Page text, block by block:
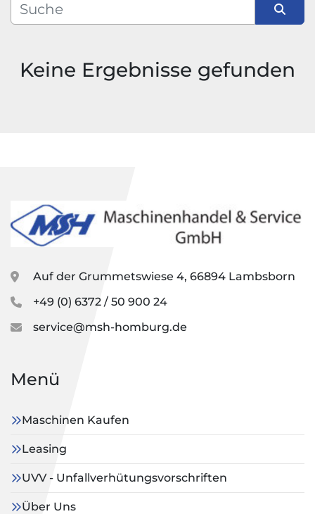
Hersteller
Modell
Keine Ergebnisse gefunden
Auf der Grummetswiese 4, 66894 Lambsborn
+49 (0) 6372 / 50 900 24
service@msh-homburg.de
Menü
Maschinen Kaufen
Leasing
UVV - Unfallverhütungsvorschriften
Über Uns